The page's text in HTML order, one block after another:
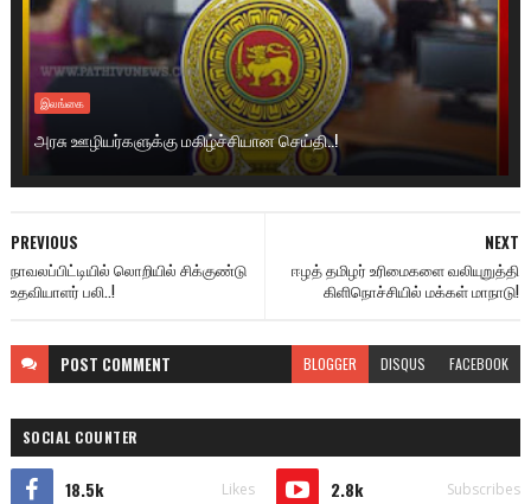
இலங்கை
அரசு ஊழியர்களுக்கு மகிழ்ச்சியான செய்தி..!
NEXT
ஈழத் தமிழர் உரிமைகளை வலியுறுத்தி
கிளிநொச்சியில் மக்கள் மாநாடு!
PREVIOUS
நாவலப்பிட்டியில் லொறியில் சிக்குண்டு
உதவியாளர் பலி..!
POST COMMENT BLOGGER DISQUS FACEBOOK
SOCIAL COUNTER
18.5k Likes 2.8k Subscribes